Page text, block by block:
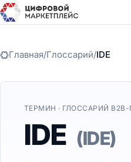
Главная/Глоссарий/IDE
ТЕРМИН · ГЛОССАРИЙ
IDE (IDE)